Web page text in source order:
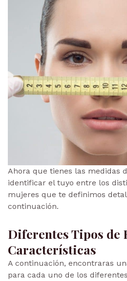
Ahora que tienes las medidas
identificar el tuyo entre los
mujeres que te definimos
continuación.
Diferentes Tipos de
Características
A continuación, encontraras
para cada uno de los